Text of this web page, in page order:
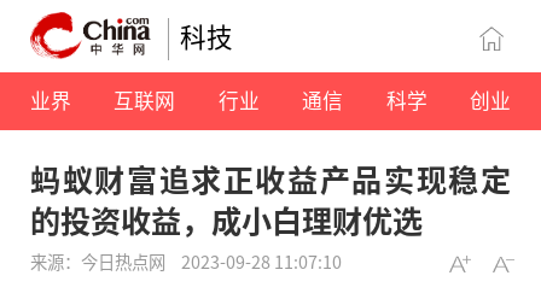
科技
业界 互联网 行业 通信 科学 创业
蚂蚁财富追求正收益产品实现稳定
的投资收益，成小白理财优选
来源：今日热点网 2023-09-28 11:07:10